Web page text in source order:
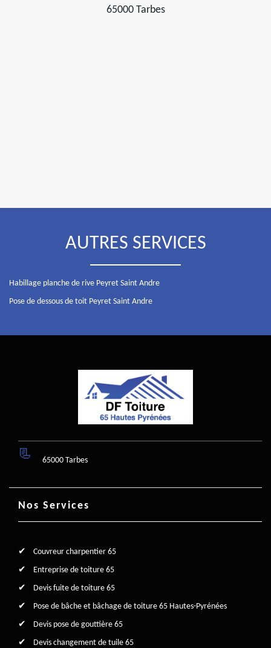
65000 Tarbes
AUTRES SERVICES
Habillage planche de rive Peyret Saint Andre
Pose de dessous de toit Peyret Saint Andre
65000 Tarbes
Nos Services
Couvreur charpentier 65
Entreprise de toiture 65
Devis fuite de toiture 65
Pose de bâche et bâchage de toiture 65 Hautes-Pyrénées
Devis pose de gouttière 65
Devis changement de tuile 65